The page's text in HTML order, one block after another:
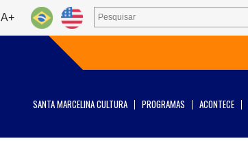
A+
SANTA MARCELINA CULTURA PROGRAMAS ACONTECE